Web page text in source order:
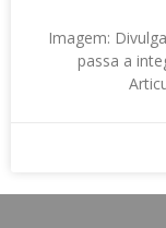
Imagem:
passa a